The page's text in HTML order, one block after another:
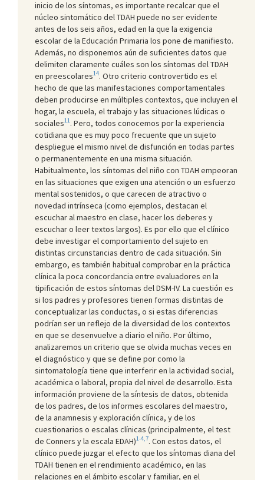
inicio de los síntomas, es importante recalcar que el
núcleo sintomático del TDAH puede no ser evidente
antes de los seis años, edad en la que la exigencia
escolar de la Educación Primaria los pone de manifiesto.
Además, no disponemos aún de suficientes datos que
delimiten claramente cuáles son los síntomas del TDAH
en preescolares14. Otro criterio controvertido es el
hecho de que las manifestaciones comportamentales
deben producirse en múltiples contextos, que incluyen el
hogar, la escuela, el trabajo y las situaciones lúdicas o
sociales11. Pero, todos conocemos por la experiencia
cotidiana que es muy poco frecuente que un sujeto
despliegue el mismo nivel de disfunción en todas partes
o permanentemente en una misma situación.
Habitualmente, los síntomas del niño con TDAH empeoran
en las situaciones que exigen una atención o un esfuerzo
mental sostenidos, o que carecen de atractivo o
novedad intrínseca (como ejemplos, destacan el
escuchar al maestro en clase, hacer los deberes y
escuchar o leer textos largos). Es por ello que el clínico
debe investigar el comportamiento del sujeto en
distintas circunstancias dentro de cada situación. Sin
embargo, es también habitual comprobar en la práctica
clínica la poca concordancia entre evaluadores en la
tipificación de estos síntomas del DSM-IV. La cuestión es
si los padres y profesores tienen formas distintas de
conceptualizar las conductas, o si estas diferencias
podrían ser un reflejo de la diversidad de los contextos
en que se desenvuelve a diario el niño. Por último,
analizaremos un criterio que se olvida muchas veces en
el diagnóstico y que se define por como la
sintomatología tiene que interferir en la actividad social,
académica o laboral, propia del nivel de desarrollo. Esta
información proviene de la síntesis de datos, obtenida
de los padres, de los informes escolares del maestro,
de la anamnesis y exploración clínica, y de los
cuestionarios o escalas clínicas (principalmente, el test
de Conners y la escala EDAH)1-4,7. Con estos datos, el
clínico puede juzgar el efecto que los síntomas diana del
TDAH tienen en el rendimiento académico, en las
relaciones en el ámbito escolar y familiar, en el